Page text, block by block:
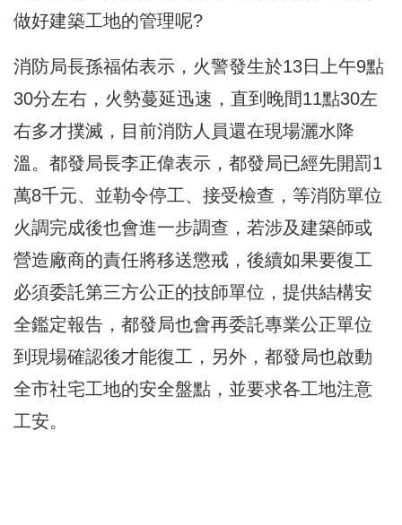
做好建築工地的管理呢?
消防局長孫福佑表示，火警發生於13日上午9點
30分左右，火勢蔓延迅速，直到晚間11點30左
右多才撲滅，目前消防人員還在現場灑水降
溫。都發局長李正偉表示，都發局已經先開罰1
萬8千元、並勒令停工、接受檢查，等消防單位
火調完成後也會進一步調查，若涉及建築師或
營造廠商的責任將移送懲戒，後續如果要復工
必須委託第三方公正的技師單位，提供結構安
全鑑定報告，都發局也會再委託專業公正單位
到現場確認後才能復工，另外，都發局也啟動
全市社宅工地的安全盤點，並要求各工地注意
工安。